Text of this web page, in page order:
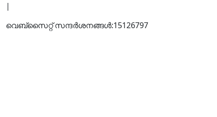
|
വെബ്സൈറ്റ് സന്ദര്‍ശനങ്ങള്‍:15126797